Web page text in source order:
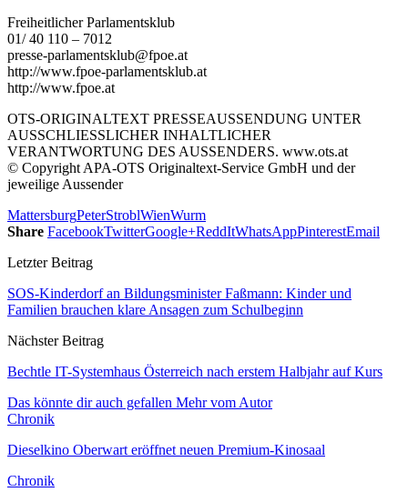
Freiheitlicher Parlamentsklub
01/ 40 110 – 7012
presse-parlamentsklub@fpoe.at
http://www.fpoe-parlamentsklub.at
http://www.fpoe.at
OTS-ORIGINALTEXT PRESSEAUSSENDUNG UNTER
AUSSCHLIESSLICHER INHALTLICHER
VERANTWORTUNG DES AUSSENDERS. www.ots.at
© Copyright APA-OTS Originaltext-Service GmbH und der
jeweilige Aussender
MattersburgPeterStroblWienWurm
Share FacebookTwitterGoogle+ReddItWhatsAppPinterestEmail
Letzter Beitrag
SOS-Kinderdorf an Bildungsminister Faßmann: Kinder und
Familien brauchen klare Ansagen zum Schulbeginn
Nächster Beitrag
Bechtle IT-Systemhaus Österreich nach erstem Halbjahr auf Kurs
Das könnte dir auch gefallen Mehr vom Autor
Chronik
Dieselkino Oberwart eröffnet neuen Premium-Kinosaal
Chronik